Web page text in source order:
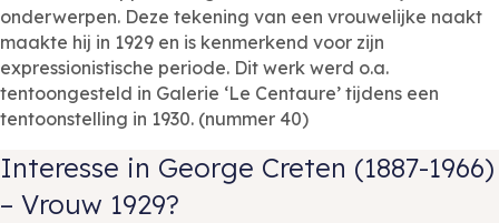
onderwerpen. Deze tekening van een vrouwelijke naakt
maakte hij in 1929 en is kenmerkend voor zijn
expressionistische periode. Dit werk werd o.a.
tentoongesteld in Galerie ‘Le Centaure’ tijdens een
tentoonstelling in 1930. (nummer 40)
Interesse in George Creten (1887-1966)
– Vrouw 1929?